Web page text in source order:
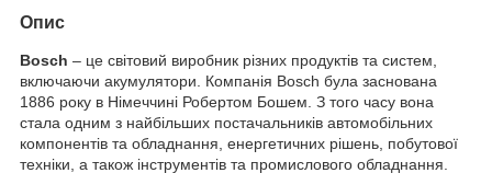
Опис
Bosch – це світовий виробник різних продуктів та систем,
включаючи акумулятори. Компанія Bosch була заснована
1886 року в Німеччині Робертом Бошем. З того часу вона
стала одним з найбільших постачальників автомобільних
компонентів та обладнання, енергетичних рішень, побутової
техніки, а також інструментів та промислового обладнання.